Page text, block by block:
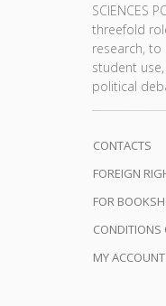
SCIENCES
threefold
research,
student
political
CONTACTS
FOREIGN
FOR
CONDITIONS
MY ACCOUNT